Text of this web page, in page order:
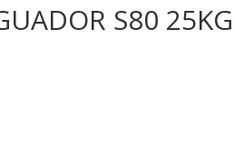
S80 25KG